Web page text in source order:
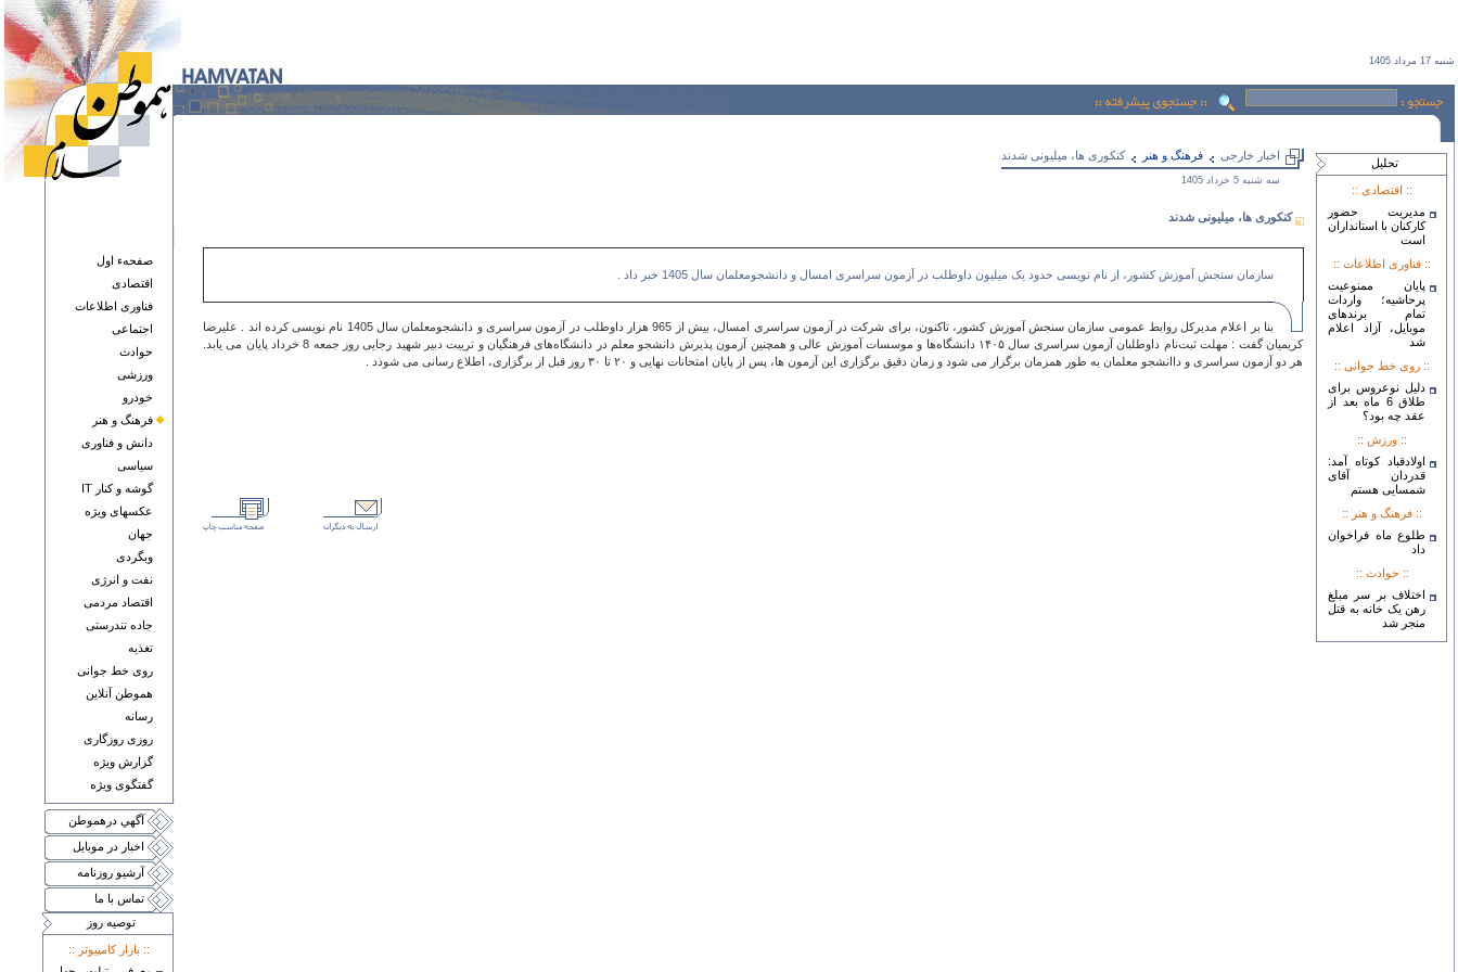
شنبه 17 مرداد 1405
صفحهء اول
اقتصادی
فناوری اطلاعات
اجتماعی
حوادث
ورزشی
خودرو
فرهنگ و هنر
دانش و فناوری
سياسی
گوشه و کنار IT
عکسهای ويژه
جهان
وبگردی
نفت و انرژی
اقتصاد مردمی
جاده تندرستی
تغذيه
روی خط جوانی
هموطن آنلاين
رسانه
روزی روزگاری
گزارش ويژه
گفتگوی ويژه
آگهي درهموطن
اخبار در موبايل
آرشيو روزنامه
تماس با ما
توصيه روز
:: بازار کامپيوتر ::
اخبار خارجی فرهنگ و هنر کنکوری ها، میلیونی شدند
سه شنبه 5 خرداد 1405
کنکوری ها، میلیونی شدند
سازمان سنجش آموزش کشور، از نام نویسی حدود یک میلیون داوطلب در آزمون سراسری امسال و دانشجومعلمان سال 1405 خبر داد .
بنا بر اعلام مدیرکل روابط عمومی سازمان سنجش آموزش کشور، تاکنون، برای شرکت در آزمون سراسری امسال، بیش از 965 هزار داوطلب در آزمون سراسری و دانشجومعلمان سال 1405 نام نویسی کرده اند . علیرضا
کریمیان گفت : مهلت ثبت‌نام داوطلبان آزمون سراسری سال ۱۴۰۵ دانشگاه‌ها و موسسات آموزش عالی و همچنین آزمون پذیرش دانشجو معلم در دانشگاه‌های فرهنگیان و تربیت دبیر شهید رجایی روز جمعه 8 خرداد پایان می یابد.
هر دو آزمون سراسری و داانشجو معلمان به طور همزمان برگزار می شود و زمان دقیق برگزاری این آزمون ها، پس از پایان امتحانات نهایی و ۲۰ تا ۳۰ روز قبل از برگزاری، اطلاع رسانی می شوذد .
تحليل
:: اقتصادی ::
مدیریت حضور
کارکنان با استانداران
است
:: فناوری اطلاعات ::
پایان ممنوعیت
پرحاشیه؛ واردات
تمام برندهای
موبایل، آزاد اعلام
شد
:: روی خط جوانی ::
دلیل نوعروس برای
طلاق 6 ماه بعد از
عقد چه بود؟
:: ورزش ::
اولادقباد کوتاه آمد:
قدردان آقای
شمسایی هستم
:: فرهنگ و هنر ::
طلوع ماه فراخوان
داد
:: حوادث ::
اختلاف بر سر مبلغ
رهن یک خانه به قتل
منجر شد